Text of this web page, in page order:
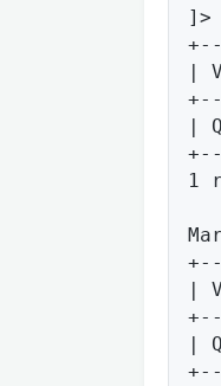
]>
|
|
1
|
|